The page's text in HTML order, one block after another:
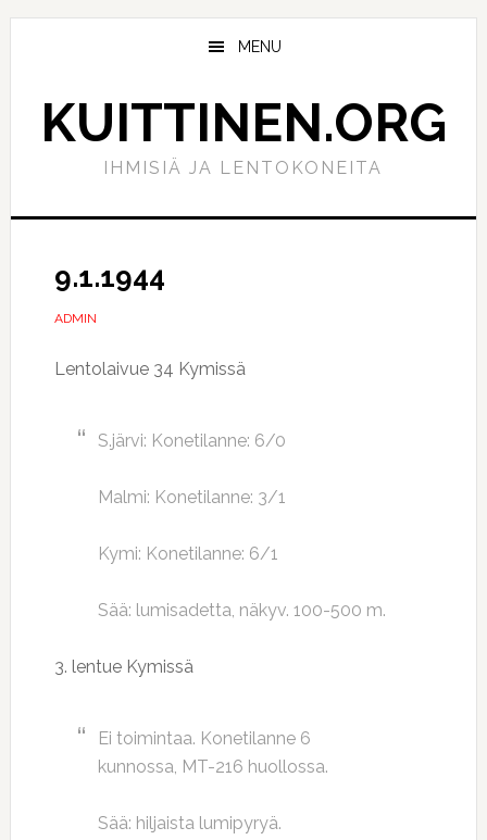
Hyppää
Hyppää
MENU
KUITTINEN.ORG
IHMISIÄ JA LENTOKONEITA
9.1.1944
ADMIN
Lentolaivue 34 Kymissä
S.järvi: Konetilanne: 6/0
Malmi: Konetilanne: 3/1
Kymi: Konetilanne: 6/1
Sää: lumisadetta, näkyv. 100-500 m.
3. lentue Kymissä
Ei toimintaa. Konetilanne 6
kunnossa, MT-216 huollossa.
Sää: hiljaista lumipyryä.